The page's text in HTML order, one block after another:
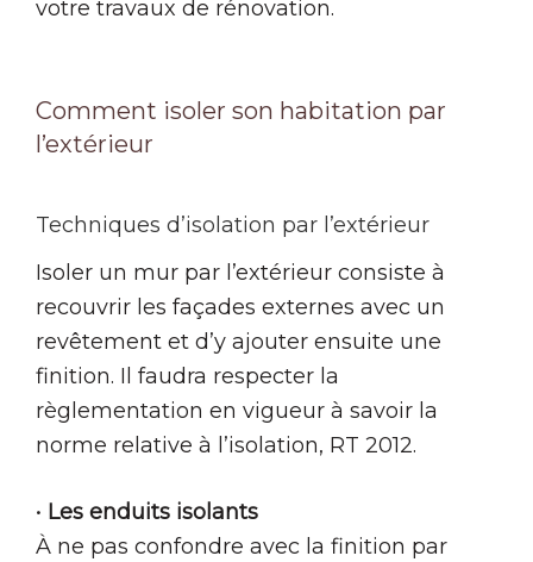
votre travaux de rénovation.
Comment isoler son habitation par
l’extérieur
Techniques d’isolation par l’extérieur
Isoler un mur par l’extérieur consiste à
recouvrir les façades externes avec un
revêtement et d’y ajouter ensuite une
finition. Il faudra respecter la
règlementation en vigueur à savoir la
norme relative à l’isolation, RT 2012.
• Les enduits isolants
À ne pas confondre avec la finition par